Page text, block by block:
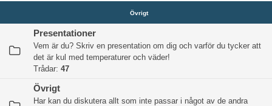
Övrigt
Presentationer
Vem är du? Skriv en presentation om dig och varför du tycker att
det är kul med temperaturer och väder!
Trådar: 47
Övrigt
Har kan du diskutera allt som inte passar i något av de andra